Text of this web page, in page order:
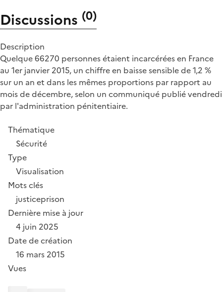
Discussions (0)
Description
Quelque 66270 personnes étaient incarcérées en France
au 1er janvier 2015, un chiffre en baisse sensible de 1,2 %
sur un an et dans les mêmes proportions par rapport au
mois de décembre, selon un communiqué publié vendredi
par l'administration pénitentiaire.
Thématique
Sécurité
Type
Visualisation
Mots clés
justiceprison
Dernière mise à jour
4 juin 2025
Date de création
16 mars 2015
Vues